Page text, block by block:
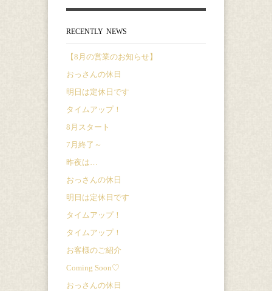
RECENTLY NEWS
【8月の営業のお知らせ】
おっさんの休日
明日は定休日です
タイムアップ！
8月スタート
7月終了～
昨夜は…
おっさんの休日
明日は定休日です
タイムアップ！
タイムアップ！
お客様のご紹介
Coming Soon♡
おっさんの休日